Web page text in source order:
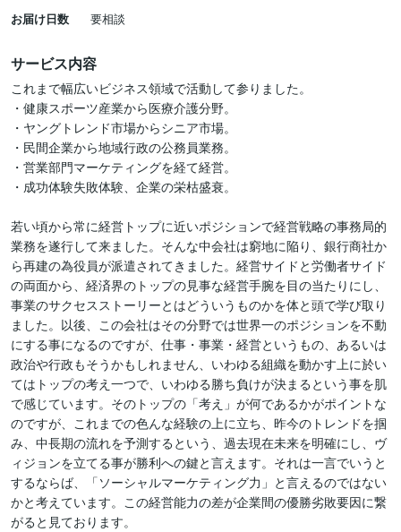
お届け日数
要相談
サービス内容
これまで幅広いビジネス領域で活動して参りました。
・健康スポーツ産業から医療介護分野。
・ヤングトレンド市場からシニア市場。
・民間企業から地域行政の公務員業務。
・営業部門マーケティングを経て経営。
・成功体験失敗体験、企業の栄枯盛衰。
若い頃から常に経営トップに近いポジションで経営戦略の事務局的
業務を遂行して来ました。そんな中会社は窮地に陥り、銀行商社か
ら再建の為役員が派遣されてきました。経営サイドと労働者サイド
の両面から、経済界のトップの見事な経営手腕を目の当たりにし、
事業のサクセスストーリーとはどういうものかを体と頭で学び取り
ました。以後、この会社はその分野では世界一のポジションを不動
にする事になるのですが、仕事・事業・経営というもの、あるいは
政治や行政もそうかもしれません、いわゆる組織を動かす上に於い
てはトップの考え一つで、いわゆる勝ち負けが決まるという事を肌
で感じています。そのトップの「考え」が何であるかがポイントな
のですが、これまでの色んな経験の上に立ち、昨今のトレンドを掴
み、中長期の流れを予測するという、過去現在未来を明確にし、ヴ
ィジョンを立てる事が勝利への鍵と言えます。それは一言でいうと
するならば、「ソーシャルマーケティング力」と言えるのではない
かと考えています。この経営能力の差が企業間の優勝劣敗要因に繋
がると見ております。